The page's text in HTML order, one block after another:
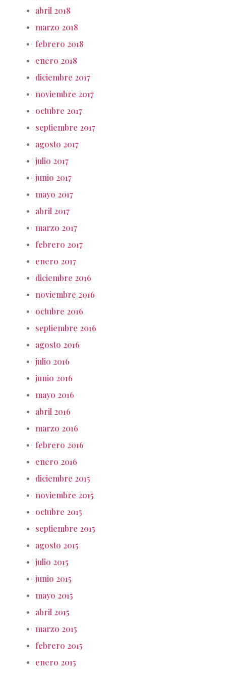
abril 2018
marzo 2018
febrero 2018
enero 2018
diciembre 2017
noviembre 2017
octubre 2017
septiembre 2017
agosto 2017
julio 2017
junio 2017
mayo 2017
abril 2017
marzo 2017
febrero 2017
enero 2017
diciembre 2016
noviembre 2016
octubre 2016
septiembre 2016
agosto 2016
julio 2016
junio 2016
mayo 2016
abril 2016
marzo 2016
febrero 2016
enero 2016
diciembre 2015
noviembre 2015
octubre 2015
septiembre 2015
agosto 2015
julio 2015
junio 2015
mayo 2015
abril 2015
marzo 2015
febrero 2015
enero 2015